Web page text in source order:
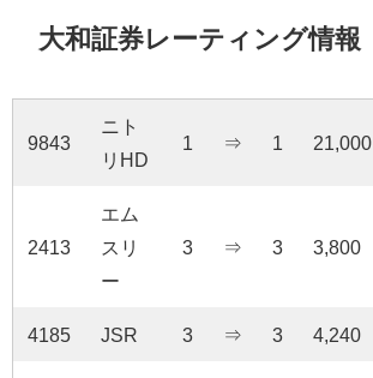
大和証券レーティング情報
9843
ニト
リHD
1 ⇒ 1 21,000
2413
エム
スリ
ー
3 ⇒ 3 3,800
4185 JSR 3 ⇒ 3 4,240